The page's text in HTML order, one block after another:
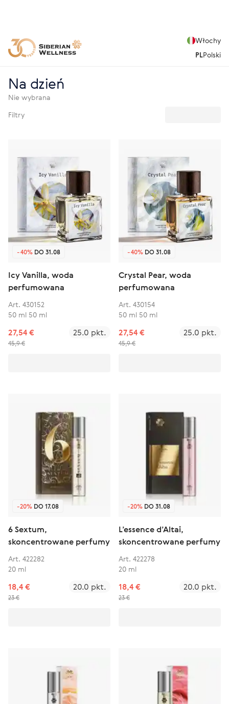
Włochy
PLPolski
Na dzień
Nie wybrana
Filtry
-40% DO 31.08
Icy Vanilla, woda
perfumowana
Art. 430152
50 ml 50 ml
27,54 €
45,9 €
25.0 pkt.
-40% DO 31.08
Crystal Pear, woda
perfumowana
Art. 430154
50 ml 50 ml
27,54 €
45,9 €
25.0 pkt.
-20% DO 17.08
6 Sextum,
skoncentrowane perfumy
Art. 422282
20 ml
18,4 €
23 €
20.0 pkt.
-20% DO 31.08
L’essence d’Altai,
skoncentrowane perfumy
Art. 422278
20 ml
18,4 €
23 €
20.0 pkt.